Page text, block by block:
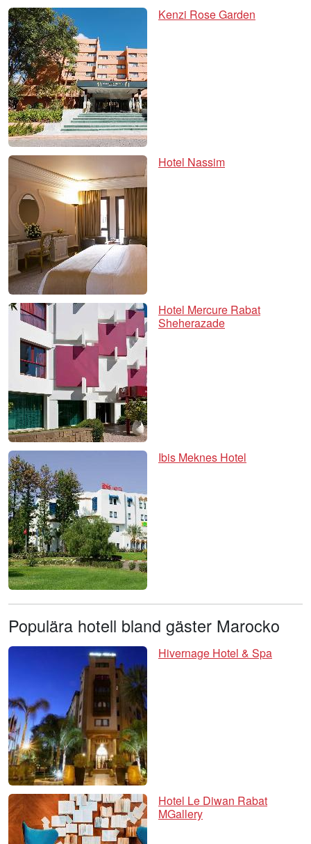
Kenzi Rose Garden
Hotel Nassim
Hotel Mercure Rabat
Sheherazade
Ibis Meknes Hotel
Populära hotell bland gäster Marocko
Hivernage Hotel & Spa
Hotel Le Diwan Rabat
MGallery